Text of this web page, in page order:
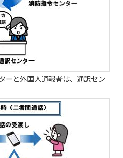
ーと外国人通報者は、通訳セン